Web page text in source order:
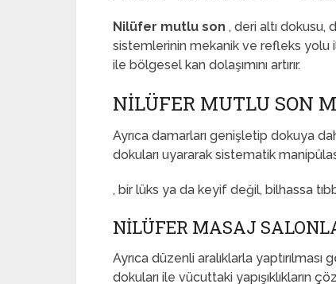
Nilüfer mutlu son , deri altı dokusu,
sistemlerinin mekanik ve refleks yolu
ile bölgesel kan dolaşımını artırır.
NILÜFER MUTLU SON
Ayrıca damarları genişletip dokuya
dokuları uyararak sistematik
, bir lüks ya da keyif değil, bilhassa
NILÜFER MASAJ
Ayrıca düzenli aralıklarla
dokuları ile vücuttaki yapışıklıkların